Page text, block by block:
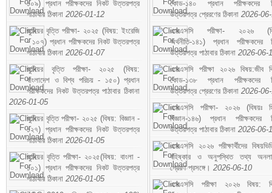
১০৯) প্রধান পরীক্ষকদের নিকট উত্তরপত্র
পাঠাবার ঠিকানা 2026-01-12
জুনিয়র বৃত্তি পরীক্ষা- ২০২৫ (বিষয়: ইংরেজি
- ১০৭) প্রধান পরীক্ষকদের নিকট উত্তরপত্র
পাঠাবার ঠিকানা 2026-01-07
জুনিয়র বৃত্তি পরীক্ষা- ২০২৫ (বিষয়:
বাংলাদেশ ও বিশ্ব পরিচয় - ১৫০) প্রধান
পরীক্ষকদের নিকট উত্তরপত্র পাঠাবার ঠিকানা
2026-01-05
জুনিয়র বৃত্তি পরীক্ষা- ২০২৫ (বিষয়: বিজ্ঞান -
১২৭) প্রধান পরীক্ষকদের নিকট উত্তরপত্র
পাঠাবার ঠিকানা 2026-01-05
জুনিয়র বৃত্তি পরীক্ষা- ২০২৫(বিষয়: বাংলা -
১০১) প্রধান পরীক্ষকদের নিকট উত্তরপত্র
পাঠাবার ঠিকানা 2026-01-05
কোড-১৪০ প্রধান পরীক্ষকদের
উত্তরপত্র প্রেরণের ঠিকানা 2026-
এসএসসি পরীক্ষা- ২০২৬
অর্থনীতি-১৪১) প্রধান পরীক্ষকদের
উত্তরপত্র পাঠাবার ঠিকানা 2026-06-
এসএসসি পরীক্ষা ২০২৬ বিষয়:জীব
কোড-১৩৮ প্রধান পরীক্ষকদের
উত্তরপত্র প্রেরণের ঠিকানা 2026-
এসএসসি পরীক্ষা- ২০২৬ (বিষয়ঃ
বিজ্ঞান-১৪৬) প্রধান পরীক্ষকদের
উত্তরপত্র পাঠাবার ঠিকানা 2026-06-
এসএসসি ২০২৬ পরীক্ষার্থীদের
বহিষ্কার ও অনুপস্থিত তথ্য
প্রেরণ প্রসঙ্গে। 2026-06-10
এসএসসি পরীক্ষা ২০২৬ বিষয়: